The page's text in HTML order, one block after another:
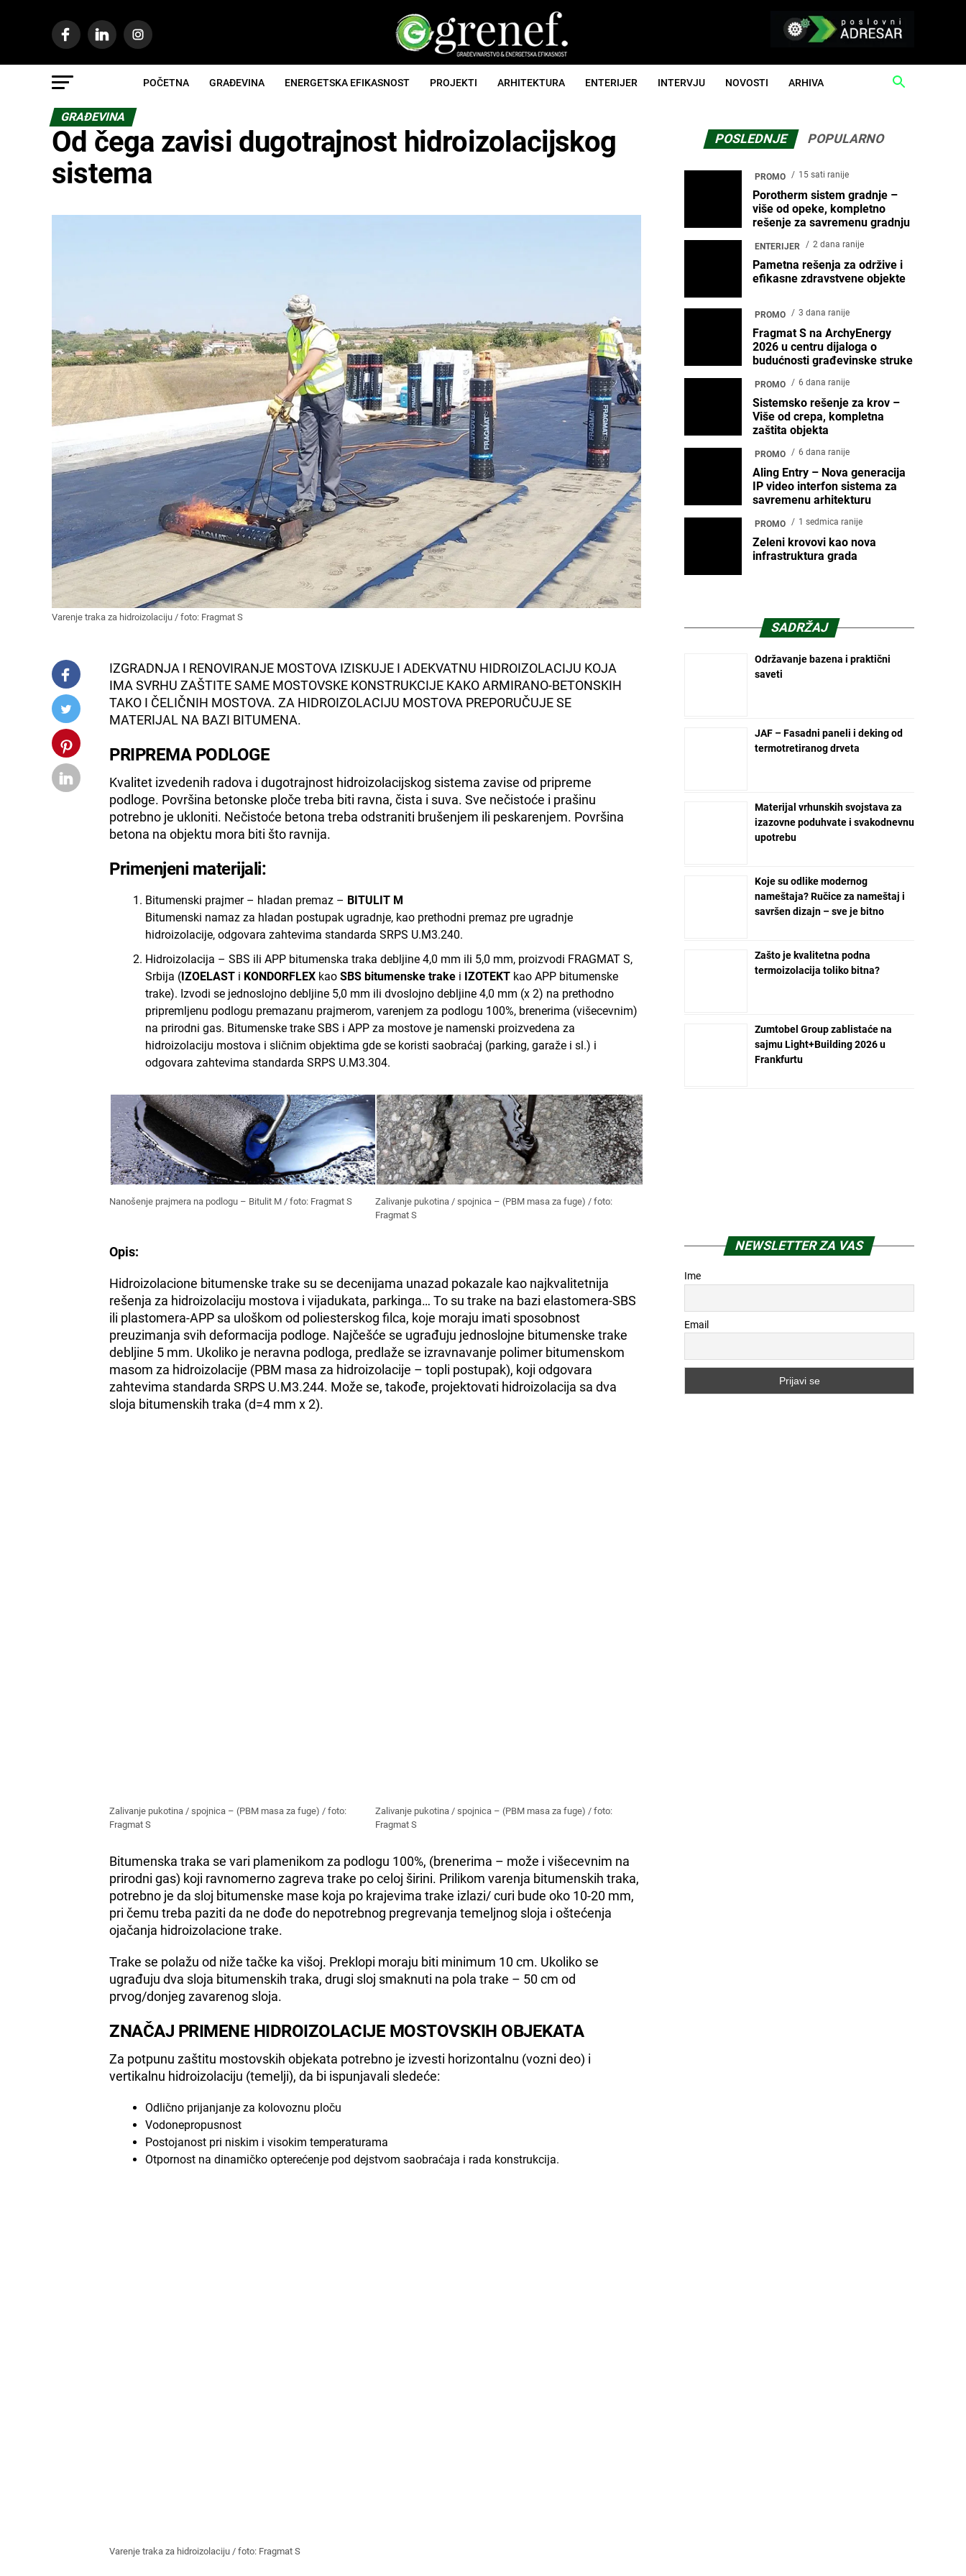
POČETNA GRAĐEVINA ENERGETSKA EFIKASNOST PROJEKTI ARHITEKTURA ENTERIJER INTERVJU NOVOSTI ARHIVA
GRAĐEVINA
Od čega zavisi dugotrajnost hidroizolacijskog
sistema
Varenje traka za hidroizolaciju / foto: Fragmat S
IZGRADNJA I RENOVIRANJE MOSTOVA IZISKUJE I ADEKVATNU HIDROIZOLACIJU KOJA
IMA SVRHU ZAŠTITE SAME MOSTOVSKE KONSTRUKCIJE KAKO ARMIRANO-BETONSKIH
TAKO I ČELIČNIH MOSTOVA. ZA HIDROIZOLACIJU MOSTOVA PREPORUČUJE SE
MATERIJAL NA BAZI BITUMENA.
PRIPREMA PODLOGE
Kvalitet izvedenih radova i dugotrajnost hidroizolacijskog sistema zavise od pripreme
podloge. Površina betonske ploče treba biti ravna, čista i suva. Sve nečistoće i prašinu
potrebno je ukloniti. Nečistoće betona treba odstraniti brušenjem ili peskarenjem. Površina
betona na objektu mora biti što ravnija.
Primenjeni materijali:
Bitumenski prajmer – hladan premaz – BITULIT M
Bitumenski namaz za hladan postupak ugradnje, kao prethodni premaz pre ugradnje
hidroizolacije, odgovara zahtevima standarda SRPS U.M3.240.
Hidroizolacija – SBS ili APP bitumenska traka debljine 4,0 mm ili 5,0 mm, proizvodi FRAGMAT S,
Srbija (IZOELAST i KONDORFLEX kao SBS bitumenske trake i IZOTEKT kao APP bitumenske
trake). Izvodi se jednoslojno debljine 5,0 mm ili dvoslojno debljine 4,0 mm (x 2) na prethodno
pripremljenu podlogu premazanu prajmerom, varenjem za podlogu 100%, brenerima (višecevnim)
na prirodni gas. Bitumenske trake SBS i APP za mostove je namenski proizvedena za
hidroizolaciju mostova i sličnim objektima gde se koristi saobraćaj (parking, garaže i sl.) i
odgovara zahtevima standarda SRPS U.M3.304.
Nanošenje prajmera na podlogu – Bitulit M / foto: Fragmat S
Zalivanje pukotina / spojnica – (PBM masa za fuge) / foto:
Fragmat S
Opis:
Hidroizolacione bitumenske trake su se decenijama unazad pokazale kao najkvalitetnija
rešenja za hidroizolaciju mostova i vijadukata, parkinga… To su trake na bazi elastomera-SBS
ili plastomera-APP sa uloškom od poliesterskog filca, koje moraju imati sposobnost
preuzimanja svih deformacija podloge. Najčešće se ugrađuju jednoslojne bitumenske trake
debljine 5 mm. Ukoliko je neravna podloga, predlaže se izravnavanje polimer bitumenskom
masom za hidroizolacije (PBM masa za hidroizolacije – topli postupak), koji odgovara
zahtevima standarda SRPS U.M3.244. Može se, takođe, projektovati hidroizolacija sa dva
sloja bitumenskih traka (d=4 mm x 2).
Zalivanje pukotina / spojnica – (PBM masa za fuge) / foto:
Fragmat S
Zalivanje pukotina / spojnica – (PBM masa za fuge) / foto:
Fragmat S
Bitumenska traka se vari plamenikom za podlogu 100%, (brenerima – može i višecevnim na
prirodni gas) koji ravnomerno zagreva trake po celoj širini. Prilikom varenja bitumenskih traka,
potrebno je da sloj bitumenske mase koja po krajevima trake izlazi/ curi bude oko 10-20 mm,
pri čemu treba paziti da ne dođe do nepotrebnog pregrevanja temeljnog sloja i oštećenja
ojačanja hidroizolacione trake.
Trake se polažu od niže tačke ka višoj. Preklopi moraju biti minimum 10 cm. Ukoliko se
ugrađuju dva sloja bitumenskih traka, drugi sloj smaknuti na pola trake – 50 cm od
prvog/donjeg zavarenog sloja.
ZNAČAJ PRIMENE HIDROIZOLACIJE MOSTOVSKIH OBJEKATA
Za potpunu zaštitu mostovskih objekata potrebno je izvesti horizontalnu (vozni deo) i
vertikalnu hidroizolaciju (temelji), da bi ispunjavali sledeće:
Odlično prijanjanje za kolovoznu ploču
Vodonepropusnost
Postojanost pri niskim i visokim temperaturama
Otpornost na dinamičko opterećenje pod dejstvom saobraćaja i rada konstrukcija.
Varenje traka za hidroizolaciju / foto: Fragmat S
POSLEDNJE POPULARNO
PROMO 15 sati ranije
Porotherm sistem gradnje –
više od opeke, kompletno
rešenje za savremenu gradnju
ENTERIJER 2 dana ranije
Pametna rešenja za održive i
efikasne zdravstvene objekte
PROMO 3 dana ranije
Fragmat S na ArchyEnergy
2026 u centru dijaloga o
budućnosti građevinske struke
PROMO 6 dana ranije
Sistemsko rešenje za krov –
Više od crepa, kompletna
zaštita objekta
PROMO 6 dana ranije
Aling Entry – Nova generacija
IP video interfon sistema za
savremenu arhitekturu
PROMO 1 sedmica ranije
Zeleni krovovi kao nova
infrastruktura grada
SADRŽAJ
Održavanje bazena i praktični
saveti
JAF – Fasadni paneli i deking od
termotretiranog drveta
Materijal vrhunskih svojstava za
izazovne poduhvate i svakodnevnu
upotrebu
Koje su odlike modernog
nameštaja? Ručice za nameštaj i
savršen dizajn – sve je bitno
Zašto je kvalitetna podna
termoizolacija toliko bitna?
Zumtobel Group zablistaće na
sajmu Light+Building 2026 u
Frankfurtu
NEWSLETTER ZA VAS
Ime
Email